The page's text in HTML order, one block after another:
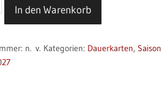
In den Warenkorb
n. v. Kategorien: Dauerkarten, Saison